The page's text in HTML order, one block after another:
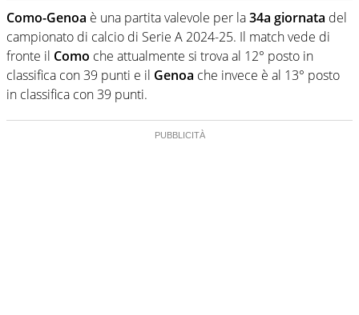
appassionato su tutto il mondo dello sport. Calcio,
calciomercato, F1, Motomondiale ma anche tennis,
volley, basket: su Virgilio Sport i tifosi e gli appassionati
sanno che troveranno sempre copertura completa e
zero faziosità. La squadra di Virgilio Sport è formata da
giornalisti ed esperti di sport abili sia nel gioco di
rimessa quando intercettano le notizie e le rilanciano
creano contenuti 100% originali ed esclusivi.
Como-Genoa è una partita valevole per la34a giornata del
campionato di calcio di Serie A 2024-25. Il match vede di
fronte il Como che attualmente si trova al 12° posto in
classifica con 39 punti e il Genoa che invece è al 13° posto
in classifica con 39 punti.